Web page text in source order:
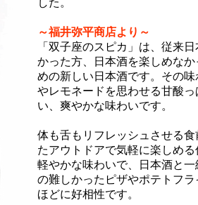
した。
～福井弥平商店より～
「双子座のスピカ」は、従来
かった方、日本酒を楽しめな
めの新しい日本酒です。その
やレモネードを思わせる甘酸
い、爽やかな味わいです。
体も舌もリフレッシュさせる
たアウトドアで気軽に楽しめ
軽やかな味わいで、日本酒と
の難しかったピザやポテトフ
ほどに好相性です。